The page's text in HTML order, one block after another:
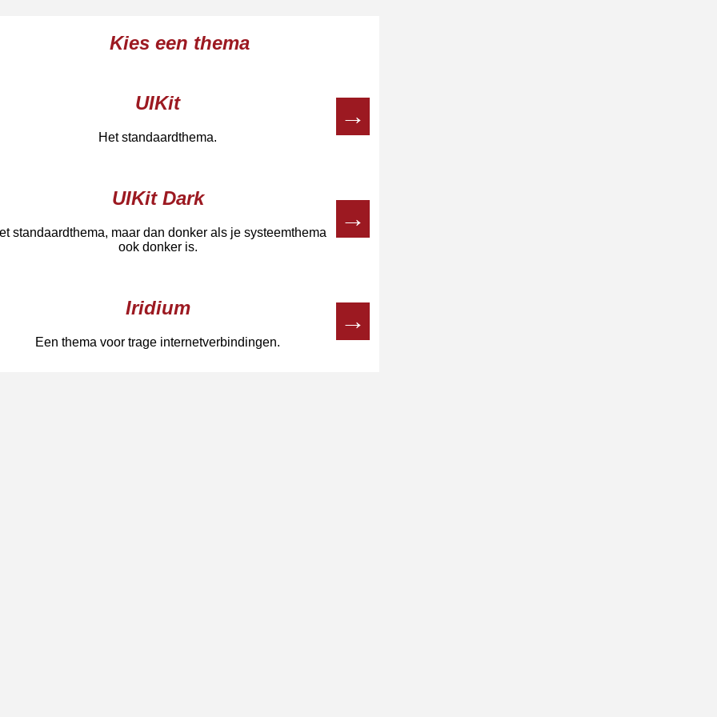
Kies een thema
UIKit
Het standaardthema.
→
UIKit Dark
standaardthema, maar dan donker als je systeemthema
ook donker is.
→
Iridium
Een thema voor trage internetverbindingen.
→